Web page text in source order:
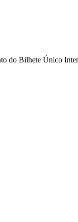
do Bilhete Único